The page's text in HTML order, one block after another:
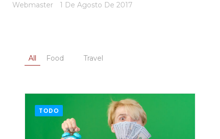
Webmaster 1 De Agosto De 2017
All Food Travel
TODO